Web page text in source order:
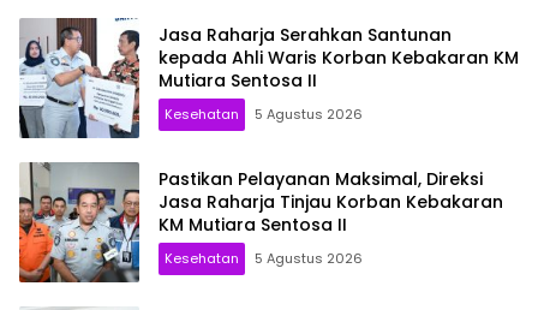
Jasa Raharja Serahkan Santunan
kepada Ahli Waris Korban Kebakaran KM
Mutiara Sentosa II
Kesehatan 5 Agustus 2026
Pastikan Pelayanan Maksimal, Direksi
Jasa Raharja Tinjau Korban Kebakaran
KM Mutiara Sentosa II
Kesehatan 5 Agustus 2026